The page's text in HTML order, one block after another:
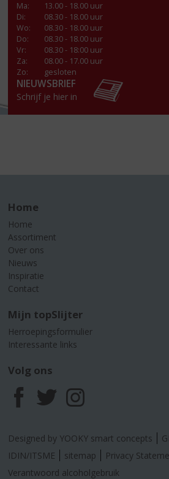
Ma:
13.00 - 18.00 uur
Di:
08.30 - 18.00 uur
Wo:
08.30 - 18.00 uur
Do:
08.30 - 18.00 uur
Vr:
08.30 - 18:00 uur
Za:
08.00 - 17.00 uur
Zo:
gesloten
NIEUWSBRIEF
Schrijf je hier in
Home
Home
Assortiment
Over ons
Nieuws
Inspiratie
Contact
Mijn topSlijter
Herroepingsformulier
Interessante links
Volg ons
F
a
c
T
w
i
I
n
s
Designed by YOOKY smart concepts
IDIN/ITSME
sitemap Privacy
Verantwoord alcoholgebruik